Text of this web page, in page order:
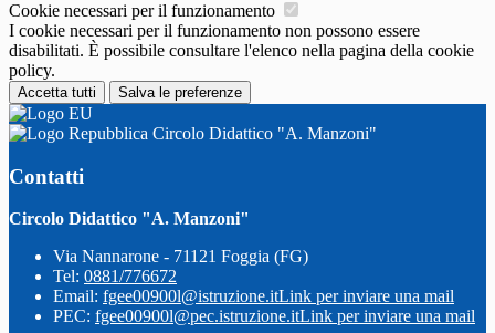
Cookie necessari per il funzionamento
I cookie necessari per il funzionamento non possono essere
disabilitati. È possibile consultare l'elenco nella pagina della cookie
policy.
Accetta tutti Salva le preferenze
Circolo Didattico "A. Manzoni"
Contatti
Circolo Didattico "A. Manzoni"
Via Nannarone - 71121 Foggia (FG)
Tel: 0881/776672
Email: fgee00900l@istruzione.itLink per inviare una mail
PEC: fgee00900l@pec.istruzione.itLink per inviare una mail